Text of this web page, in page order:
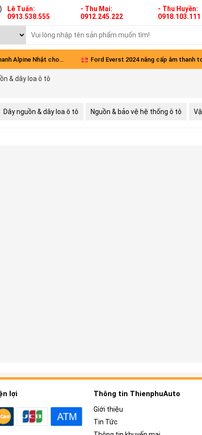
Lê Tuấn:
0913.538.555
- Thu Mai:
0912.245.222
- Thu Huyền:
0918.103.111
Alpine Nhật cho Ford Everst 2024 nâng cấp âm thanh
& dây loa ô tô
Dây nguồn & dây loa ô tô Nguồn & bảo vệ hệ thống ô tô
lợi Thông tin ThienphuAuto
Giới thiệu
Tin Tức